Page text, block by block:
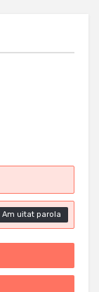
Am uitat parola